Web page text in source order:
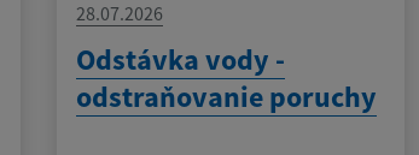
28.07.2026
Odstávka vody -
odstraňovanie poruchy